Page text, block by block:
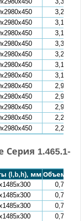
3,22
3,17
3,17
3,31
3,22
3,17
3,17
2,92
2,92
2,92
2,28
2,28
1.465.1-
(l,b,h), мм Объем, м3
0,72
0,78
0,76
0,72